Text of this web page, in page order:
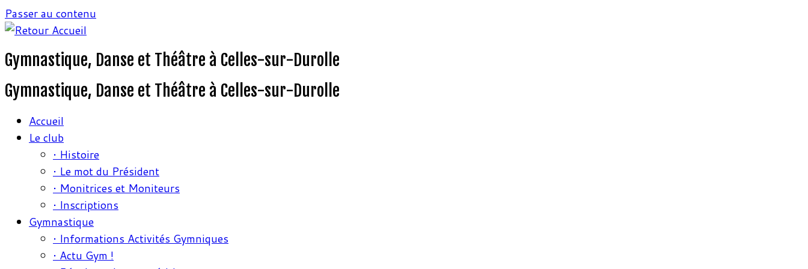
Passer au contenu
Gymnastique, Danse et Théâtre à Celles-sur-Durolle
Gymnastique, Danse et Théâtre à Celles-sur-Durolle
Accueil
Le club
• Histoire
• Le mot du Président
• Monitrices et Moniteurs
• Inscriptions
Gymnastique
• Informations Activités Gymniques
• Actu Gym !